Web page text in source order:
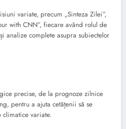
variate, precum „Sinteza Zilei”,
with CNN”, fiecare având rolul de
analize complete asupra subiectelor
precise, de la prognoze zilnice
pentru a ajuta cetățenii să se
variate.